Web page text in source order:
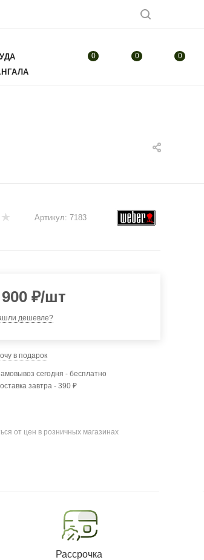
0 0 0
Артикул: 7183
₽/шт
дешевле?
в подарок
сегодня - бесплатно
завтра - 390 ₽
от цен в розничных магазинах
Рассрочка